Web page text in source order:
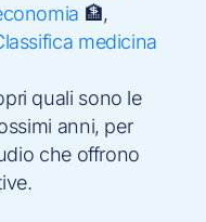
🏦,
medicina
quali sono le
anni, per
che offrono